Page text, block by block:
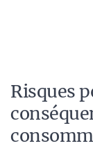
Risques